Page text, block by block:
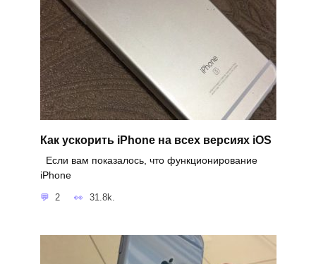
Как ускорить iPhone на всех версиях iOS
Если вам показалось, что функционирование
iPhone
2 31.8k.